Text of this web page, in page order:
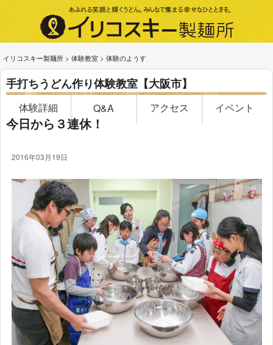
イリコスキー製麺所 > 体験教室 > 体験のようす
手打ちうどん作り体験教室【大阪市】
体験詳細 Q&A アクセス イベント
今日から３連休！
2016年03月19日